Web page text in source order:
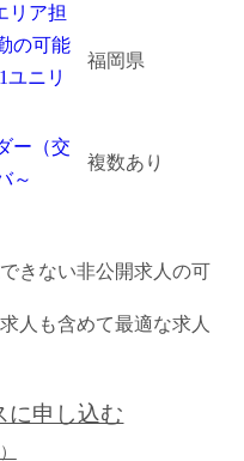
・医療機器）
リア担
の可能
ニリ
福岡県
ー（交
～
複数あり
きない非公開求人の可
人も含めて最適な求人
に申し込む